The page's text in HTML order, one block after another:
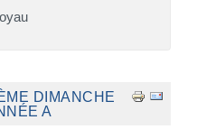
DIMANCHE
A